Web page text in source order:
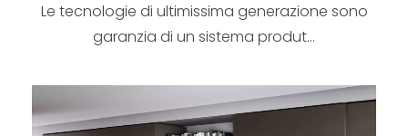
Le tecnologie di ultimissima generazione sono
garanzia di un sistema produt...